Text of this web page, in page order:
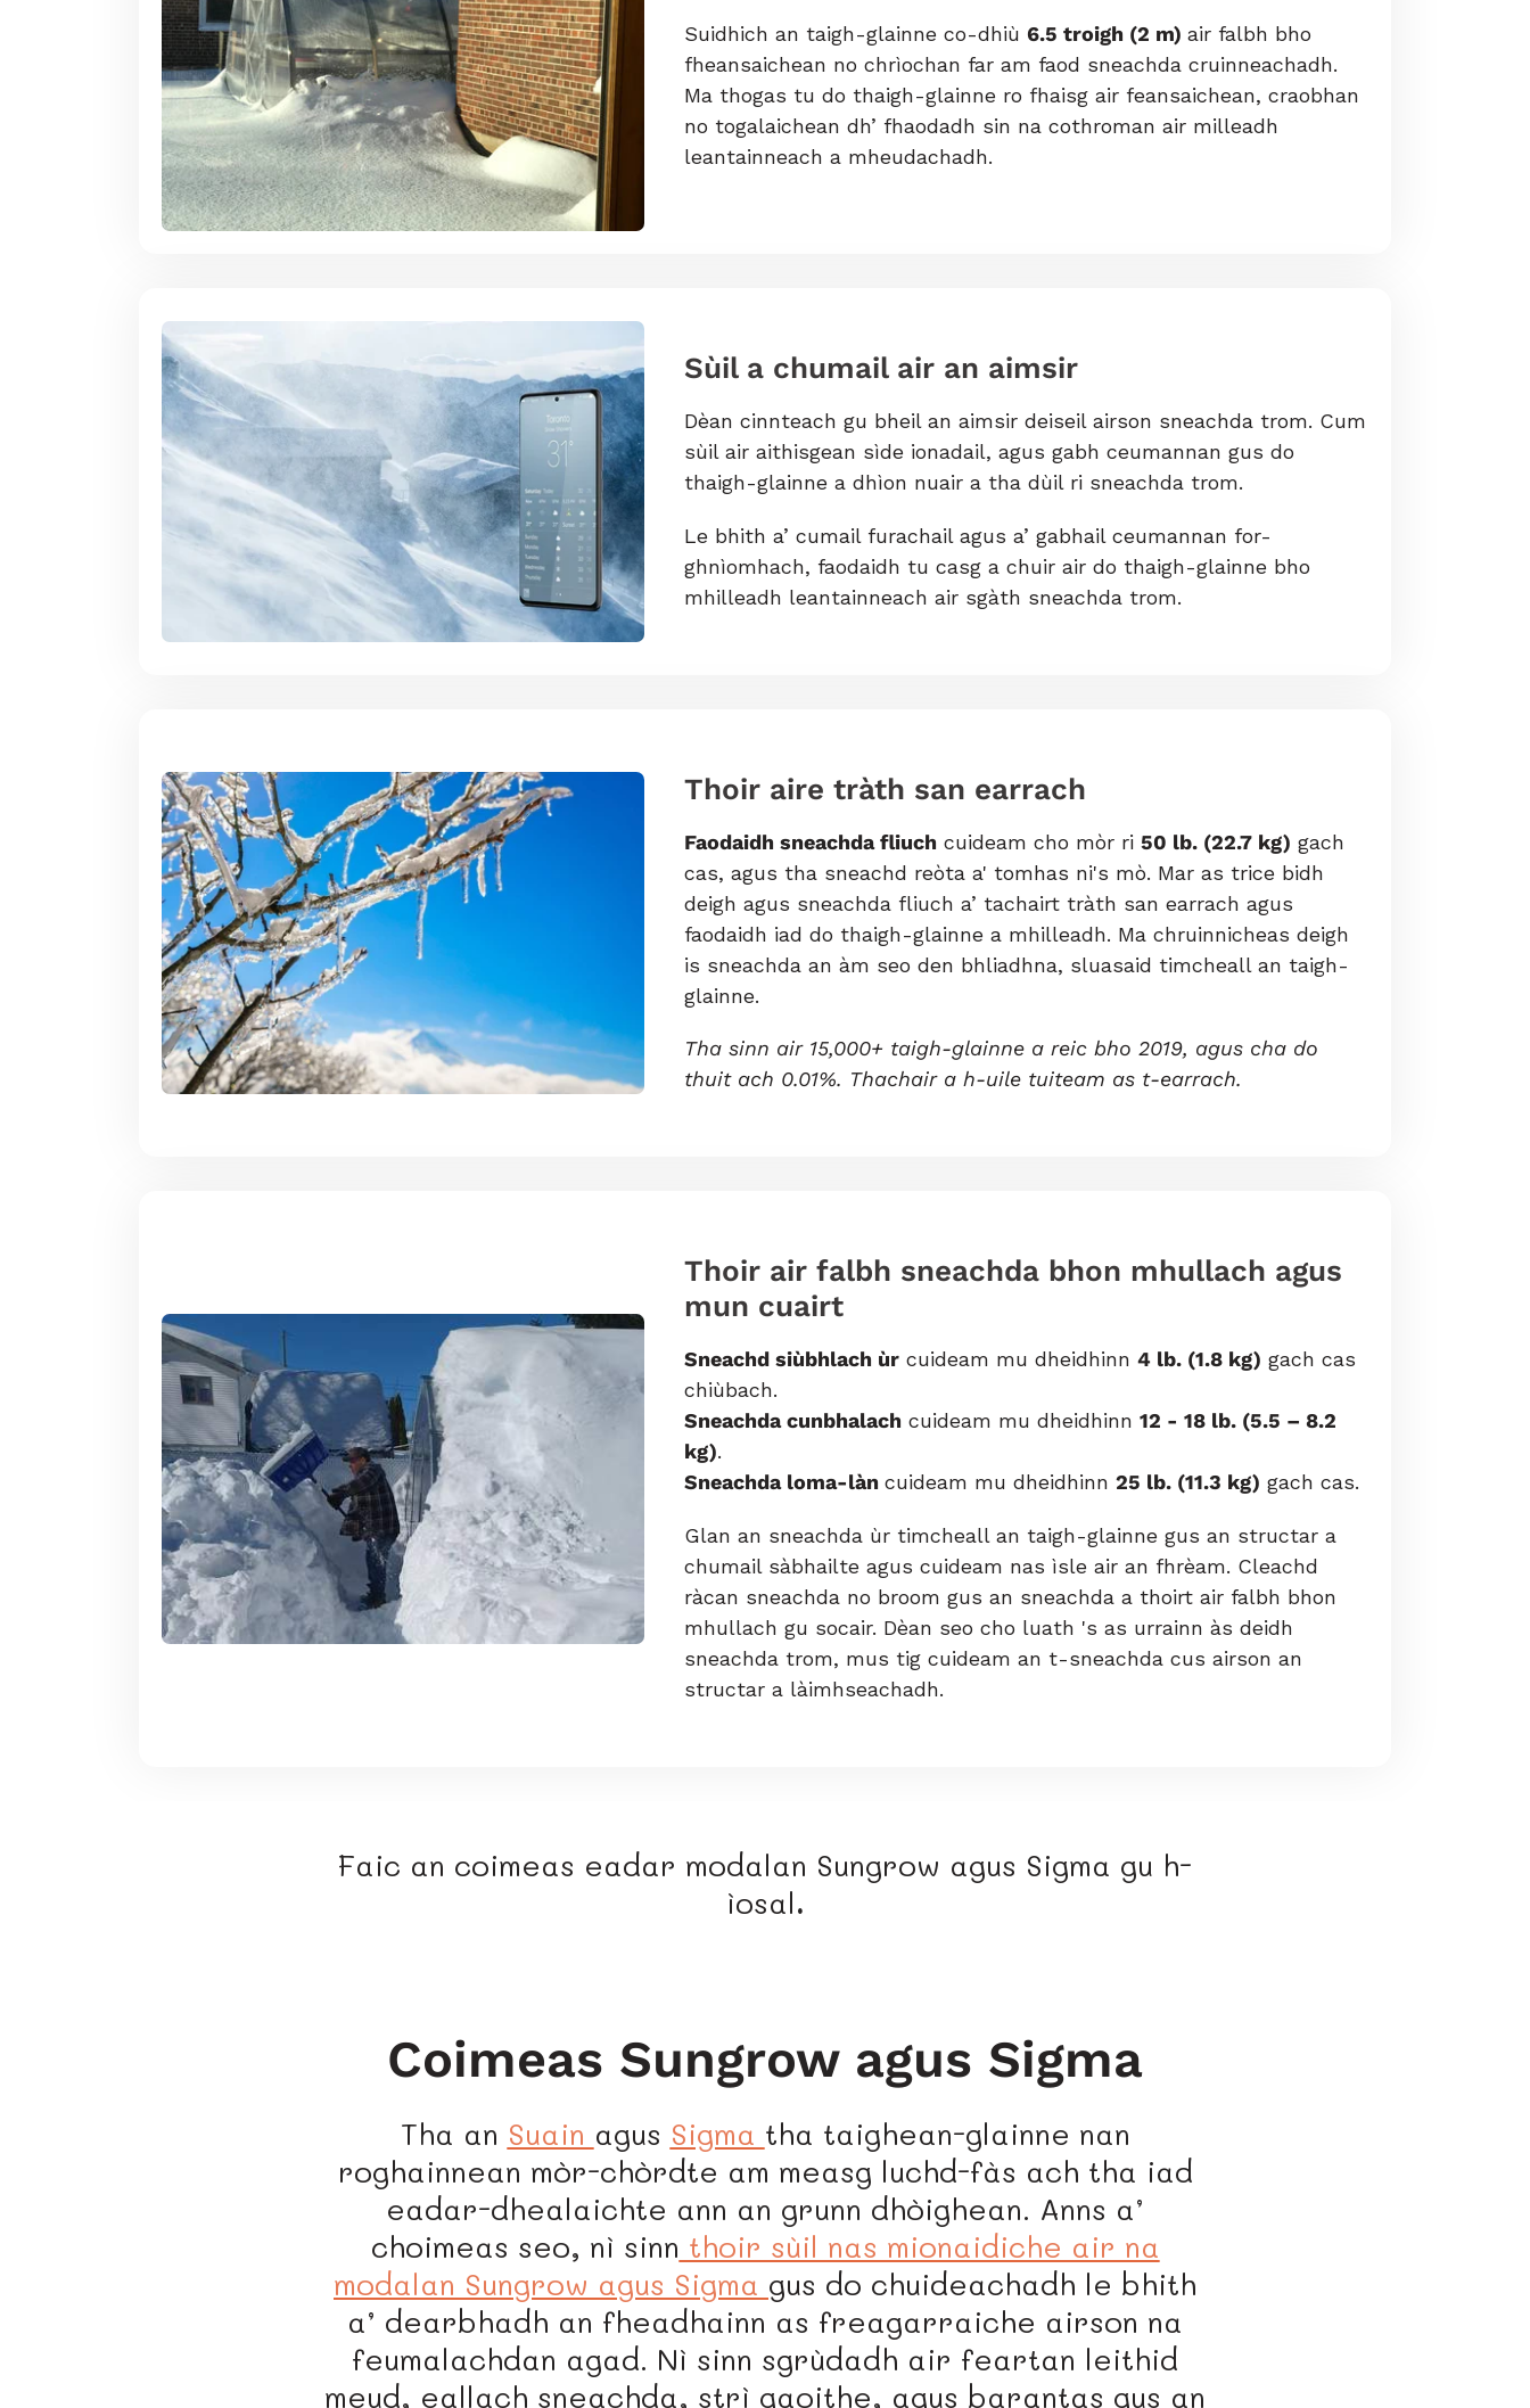
Suidhich an taigh-glainne co-dhiù 6.5 troigh (2 m) air falbh bho
fheansaichean no chrìochan far am faod sneachda cruinneachadh.
Ma thogas tu do thaigh-glainne ro fhaisg air feansaichean, craobhan
no togalaichean dh’ fhaodadh sin na cothroman air milleadh
leantainneach a mheudachadh.
Sùil a chumail air an aimsir
Dèan cinnteach gu bheil an aimsir deiseil airson sneachda trom. Cum
sùil air aithisgean sìde ionadail, agus gabh ceumannan gus do
thaigh-glainne a dhìon nuair a tha dùil ri sneachda trom.
Le bhith a’ cumail furachail agus a’ gabhail ceumannan for-
ghnìomhach, faodaidh tu casg a chuir air do thaigh-glainne bho
mhilleadh leantainneach air sgàth sneachda trom.
Thoir aire tràth san earrach
Faodaidh sneachda fliuch cuideam cho mòr ri 50 lb. (22.7 kg) gach
cas, agus tha sneachd reòta a' tomhas ni's mò. Mar as trice bidh
deigh agus sneachda fliuch a’ tachairt tràth san earrach agus
faodaidh iad do thaigh-glainne a mhilleadh. Ma chruinnicheas deigh
is sneachda an àm seo den bhliadhna, sluasaid timcheall an taigh-
glainne.
Tha sinn air 15,000+ taigh-glainne a reic bho 2019, agus cha do
thuit ach 0.01%. Thachair a h-uile tuiteam as t-earrach.
Thoir air falbh sneachda bhon mhullach agus
mun cuairt
Sneachd siùbhlach ùr cuideam mu dheidhinn 4 lb. (1.8 kg) gach cas
chiùbach.
Sneachda cunbhalach cuideam mu dheidhinn 12 - 18 lb. (5.5 – 8.2
kg).
Sneachda loma-làn cuideam mu dheidhinn 25 lb. (11.3 kg) gach cas.
Glan an sneachda ùr timcheall an taigh-glainne gus an structar a
chumail sàbhailte agus cuideam nas ìsle air an fhrèam. Cleachd
ràcan sneachda no broom gus an sneachda a thoirt air falbh bhon
mhullach gu socair. Dèan seo cho luath 's as urrainn às deidh
sneachda trom, mus tig cuideam an t-sneachda cus airson an
structar a làimhseachadh.
Faic an coimeas eadar modalan Sungrow agus Sigma gu h-
ìosal.
Coimeas Sungrow agus Sigma
Tha an Suain agus Sigma tha taighean-glainne nan
roghainnean mòr-chòrdte am measg luchd-fàs ach tha iad
eadar-dhealaichte ann an grunn dhòighean. Anns a’
choimeas seo, nì sinn thoir sùil nas mionaidiche air na
modalan Sungrow agus Sigma gus do chuideachadh le bhith
a’ dearbhadh an fheadhainn as freagarraiche airson na
feumalachdan agad. Nì sinn sgrùdadh air feartan leithid
meud, eallach sneachda, strì gaoithe, agus barantas gus an